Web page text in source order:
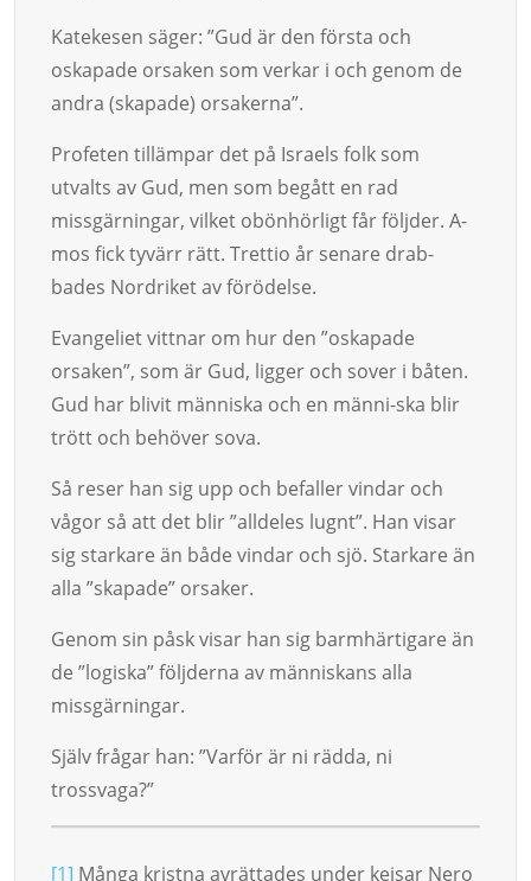
Katekesen säger: ”Gud är den första och
oskapade orsaken som verkar i och ge­­nom de
andra (skapade) orsakerna”.
Profeten tillämpar det på Israels folk som
utvalts av Gud, men som begått en rad
missgärningar, vilket obön­hörligt får följ­der. A­
mos fick tyvärr rätt. Trettio år senare drab­
bades Nordri­ket av förödel­se.
Evangeliet vittnar om hur den ”oskapade
orsaken”, som är Gud, ligger och so­ver i båten.
Gud har blivit människa och en männi-ska blir
trött och be­höver sova.
Så reser han sig upp och befaller vindar och
vågor så att det blir ”a­ll­­­­­­­de­­les lugnt”. Han visar
sig star­kare än både vindar och sjö. Star­kare än
alla ”skapade” orsaker.
Genom sin påsk visar han sig barmhärtigare än
de ”lo­giska” följderna av män­­­niskans alla
missgärningar.
Själv frågar han: ”Varför är ni rädda, ni
trossvaga?”
[1] Många kristna avrättades under kejsar Nero